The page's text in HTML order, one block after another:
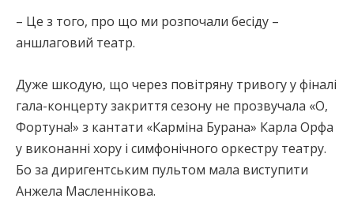
– Це з того, про що ми розпочали бесіду –
аншлаговий театр.
Дуже шкодую, що через повітряну тривогу у фіналі
гала-концерту закриття сезону не прозвучала «О,
Фортуна!» з кантати «Карміна Бурана» Карла Орфа
у виконанні хору і симфонічного оркестру театру.
Бо за диригентським пультом мала виступити
Анжела Масленнікова.